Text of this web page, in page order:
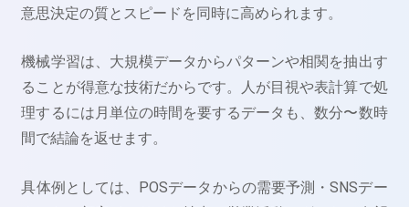
意思決定の質とスピードを同時に高められます。
機械学習は、大規模データからパターンや相関を抽出す
ることが得意な技術だからです。人が目視や表計算で処
理するには月単位の時間を要するデータも、数分〜数時
間で結論を返せます。
具体例としては、POSデータからの需要予測・SNSデー